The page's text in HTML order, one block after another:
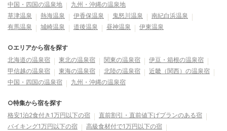
中国・四国の温泉地
九州・沖縄の温泉地
草津温泉
熱海温泉 伊香保温泉 鬼怒川温泉
南紀白浜温泉
有馬温泉
城崎温泉 道後温泉 昼神温泉 伊東温泉
○エリアから宿を探す
北海道の温泉宿
東北の温泉宿 関東の温泉宿
伊豆・箱根の温泉宿
甲信越の温泉宿
東海の温泉宿 北陸の温泉宿
近畿（関西）の温泉宿
中国・四国の温泉宿
九州・沖縄の温泉宿
○特集から宿を探す
格安1泊2食付き1万円以下の宿
直前割引・直前値下げプランのある宿
バイキング1万円以下の宿
高級食材付で1万円以下の宿